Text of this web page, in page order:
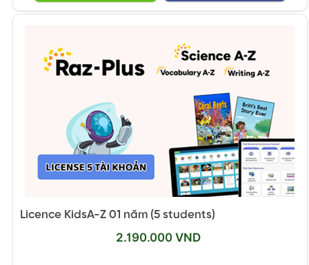
Licence KidsA-Z 01 năm (5 students)
2.190.000 VND